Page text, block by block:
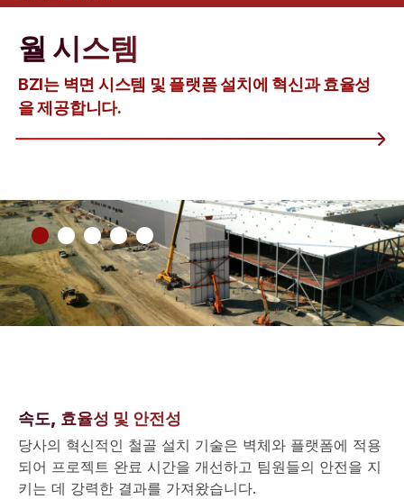
월 시스템
BZI는 벽면 시스템 및 플랫폼 설치에 혁신과 효율성
을 제공합니다.
속도, 효율성 및 안전성
당사의 혁신적인 철골 설치 기술은 벽체와 플랫폼에 적용
되어 프로젝트 완료 시간을 개선하고 팀원들의 안전을 지
키는 데 강력한 결과를 가져왔습니다.